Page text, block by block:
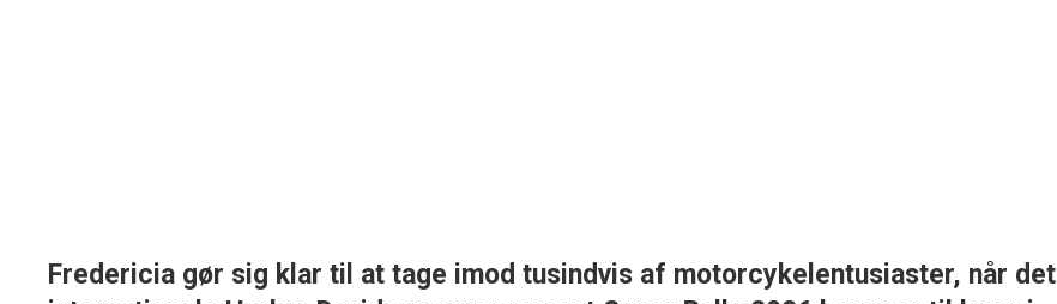
Fredericia gør sig klar til at tage imod tusindvis af motorcykelentusiaster, når det